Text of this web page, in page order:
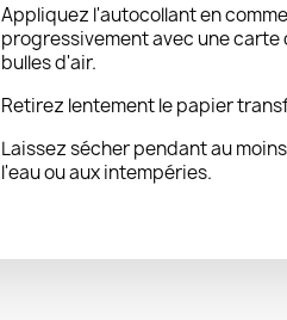
Appliquez l'autocollant en
progressivement avec une
bulles d'air.
Retirez lentement le papier
Laissez sécher pendant au
l'eau ou aux intempéries.